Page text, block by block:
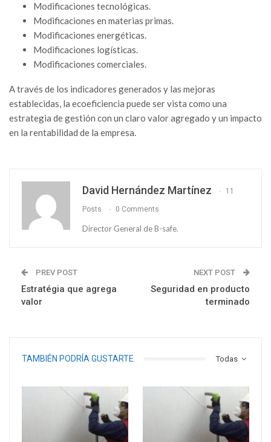
Modificaciones tecnológicas.
Modificaciones en materias primas.
Modificaciones energéticas.
Modificaciones logísticas.
Modificaciones comerciales.
A través de los indicadores generados y las mejoras
establecidas, la ecoeficiencia puede ser vista como una
estrategia de gestión con un claro valor agregado y un impacto
en la rentabilidad de la empresa.
David Hernández Martínez 11
Posts 0 Comments
Director General de B-safe.
PREV POST
Estratégia que agrega
valor
NEXT POST
Seguridad en producto
terminado
Todas
TAMBIÉN PODRÍA GUSTARTE